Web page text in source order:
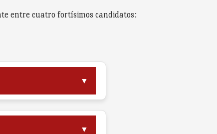
entre cuatro fortísimos candidatos:
▼
▼